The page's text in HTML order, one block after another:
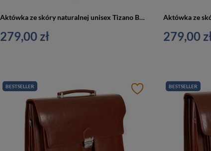
Aktówka ze skóry naturalnej unisex Tizano BWS01 biwuar na dokumenty A4 czekoladowa
279,00 zł 279,00
BESTSELLER BESTSELLER